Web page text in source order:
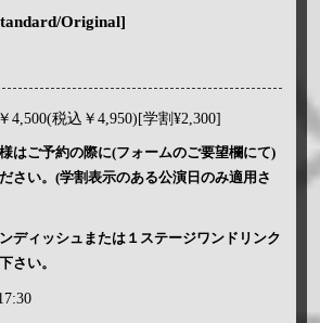
Original]
￥4,500(税込￥4,950)[学割¥2,300]
はご予約の際に(フォームのご要望欄にて)
さい。(学割表示のある公演日のみ適用さ
ディッシュまたは１ステージワンドリンク
さい。